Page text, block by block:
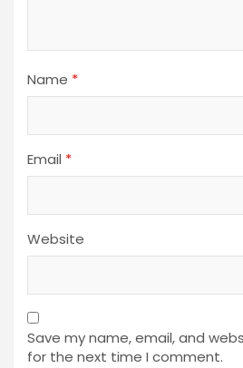
Name *
Email *
Website
Save my name, email, and
for the next time I comment.